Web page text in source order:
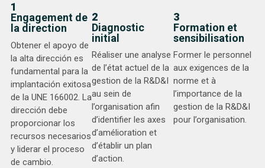
1
Engagement de
la direction
Obtener el apoyo de
la alta dirección es
fundamental para la
implantación exitosa
de la UNE 166002. La
dirección debe
proporcionar los
recursos necesarios
y liderar el proceso
de cambio.
2
Diagnostic
initial
Réaliser une analyse
de l’état actuel de la
gestion de la R&D&I
au sein de
l’organisation afin
d’identifier les axes
d’amélioration et
d’établir un plan
d’action.
3
Formation et
sensibilisation
Former le personnel
aux exigences de la
norme et à
l’importance de la
gestion de la R&D&I
pour l’organisation.